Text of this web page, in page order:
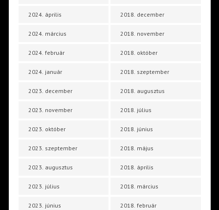
2024. április
2024. március
2024. február
2024. január
2023. december
2023. november
2023. október
2023. szeptember
2023. augusztus
2023. július
2023. június
2018. december
2018. november
2018. október
2018. szeptember
2018. augusztus
2018. július
2018. június
2018. május
2018. április
2018. március
2018. február